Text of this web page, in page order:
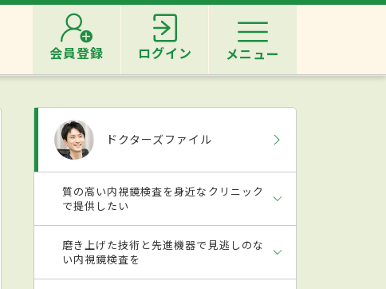
会員登録 ログイン メニュー
ドクターズファイル
質の高い内視鏡検査を身近なクリニック
で提供したい
磨き上げた技術と先進機器で見逃しのな
い内視鏡検査を